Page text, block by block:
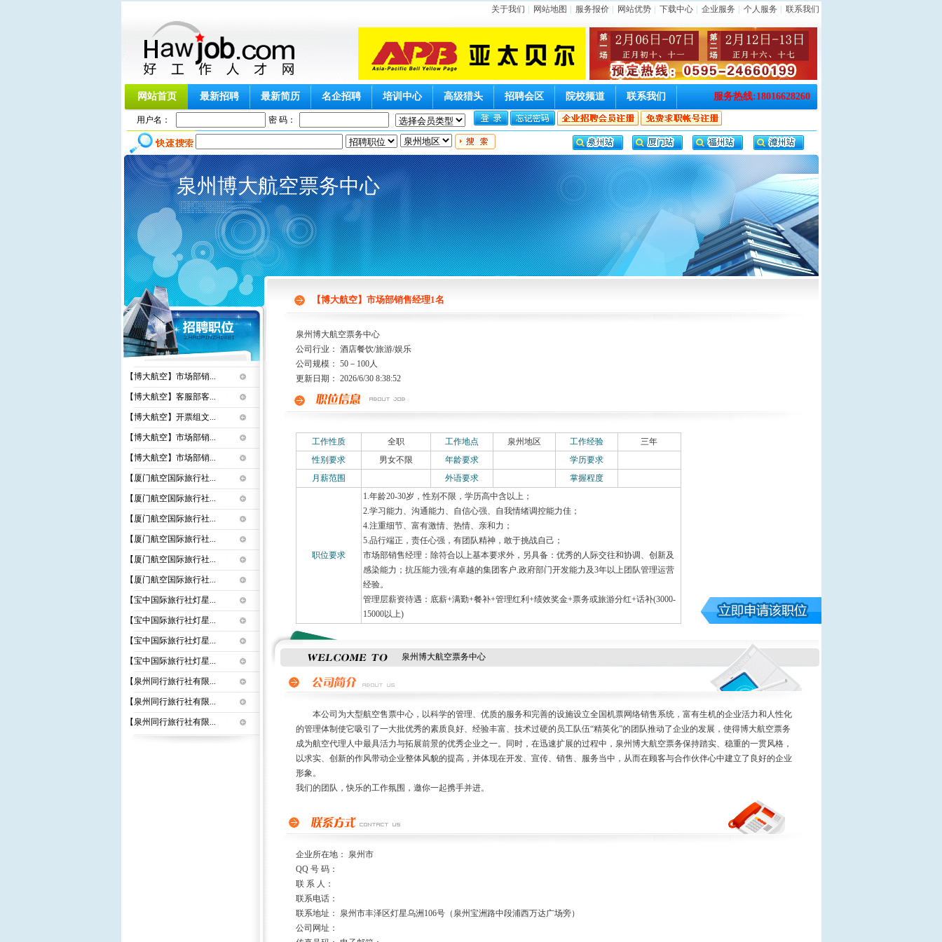
关于我们 网站地图 服务报价 网站优势 下载中心 企业服务 个人服务 联系我们
网站首页 最新招聘 最新简历 名企招聘 培训中心 高级猎头 招聘会区 院校频道 联系我们 服务热线:18016628260
用户名： 密 码：
泉州博大航空票务中心
【博大航空】市场部销...
【博大航空】客服部客...
【博大航空】开票组文...
【博大航空】市场部销...
【博大航空】市场部销...
【厦门航空国际旅行社...
【厦门航空国际旅行社...
【厦门航空国际旅行社...
【厦门航空国际旅行社...
【厦门航空国际旅行社...
【厦门航空国际旅行社...
【宝中国际旅行社灯星...
【宝中国际旅行社灯星...
【宝中国际旅行社灯星...
【宝中国际旅行社灯星...
【泉州同行旅行社有限...
【泉州同行旅行社有限...
【泉州同行旅行社有限...
【博大航空】市场部销售经理1名
泉州博大航空票务中心
公司行业： 酒店餐饮/旅游/娱乐
公司规模： 50－100人
更新日期： 2026/6/30 8:38:52
工作性质 全职 工作地点 泉州地区 工作经验
三年
性别要求
男女不限 年龄要求
学历要求
月薪范围
外语要求 掌握程度
职位要求
1.年龄20-30岁，性别不限，学历高中含以上；
2.学习能力、沟通能力、自信心强、自我情绪调控能力佳；
4.注重细节、富有激情、热情、亲和力；
5.品行端正，责任心强，有团队精神，敢于挑战自己；
市场部销售经理：除符合以上基本要求外，另具备：优秀的人际交往和协调、创新及
感染能力；抗压能力强;有卓越的集团客户.政府部门开发能力及3年以上团队管理运营
经验。
管理层薪资待遇：底薪+满勤+餐补+管理红利+绩效奖金+票务或旅游分红+话补(3000-
15000以上)
泉州博大航空票务中心
本公司为大型航空售票中心，以科学的管理、优质的服务和完善的设施设立全国机票网络销售系统，富有生机的企业活力和人性化
的管理体制使它吸引了一大批优秀的素质良好、经验丰富、技术过硬的员工队伍“精英化”的团队推动了企业的发展，使得博大航空票务
成为航空代理人中最具活力与拓展前景的优秀企业之一。同时，在迅速扩展的过程中，泉州博大航空票务保持踏实、稳重的一贯风格，
以求实、创新的作风带动企业整体风貌的提高，并体现在开发、宣传、销售、服务当中，从而在顾客与合作伙伴心中建立了良好的企业
形象。
我们的团队，快乐的工作氛围，邀你一起携手并进。
企业所在地： 泉州市
QQ 号 码：
联 系 人：
联系电话：
联系地址： 泉州市丰泽区灯星乌洲106号（泉州宝洲路中段浦西万达广场旁）
公司网址：